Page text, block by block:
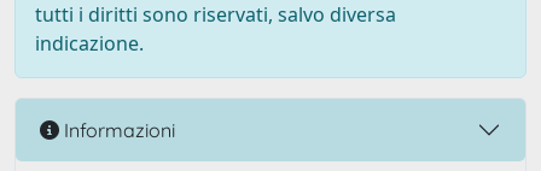
tutti i diritti sono riservati, salvo diversa
indicazione.
Informazioni